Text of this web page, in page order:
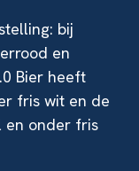
bij
en
Bier heeft
fris wit en de
en onder fris